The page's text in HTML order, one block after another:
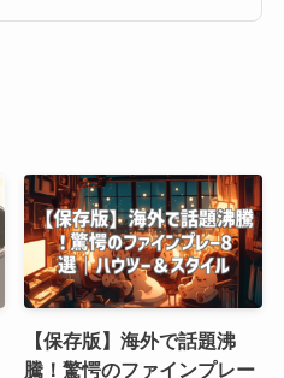
【保存版】海外で話題沸
騰！驚愕のファインプレー